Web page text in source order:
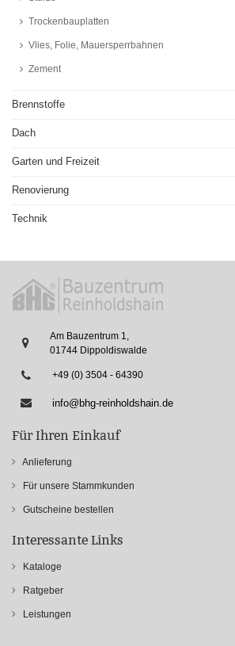
Trockenbauplatten
Vlies, Folie, Mauersperrbahnen
Zement
Brennstoffe
Dach
Garten und Freizeit
Renovierung
Technik
Am Bauzentrum 1,
01744 Dippoldiswalde
+49 (0) 3504 - 64390
info@bhg-reinholdshain.de
Für Ihren Einkauf
Anlieferung
Für unsere Stammkunden
Gutscheine bestellen
Interessante Links
Kataloge
Ratgeber
Leistungen